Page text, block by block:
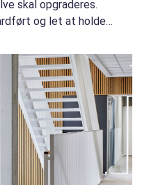
skal opgraderes.
og let at holde
mindre produkti...